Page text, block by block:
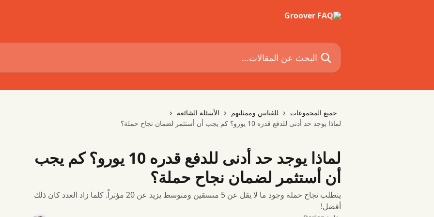
البحث عن المقالات...
جميع المجموعات للفنانين وممثليهم
الأسئلة الشائعة
لماذا يوجد حد أدنى للدفع قدره 10 يورو؟ كم يجب أن أستثمر لضمان نجاح حملة؟
لماذا يوجد حد أدنى للدفع قدره 10 يورو؟ كم يجب
أن أستثمر لضمان نجاح حملة؟
يتطلب نجاح حملة وجود ما لا يقل عن 5 منسقين ومتوسط ​​يزيد عن 20 مؤثراً. كلما زاد العدد كان ذلك
أفضل!